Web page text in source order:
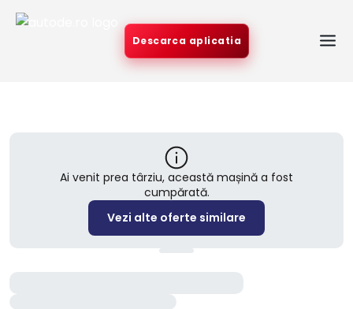
Descarca aplicatia
Ai venit prea târziu, această mașină a fost
cumpărată.
Vezi alte oferte similare